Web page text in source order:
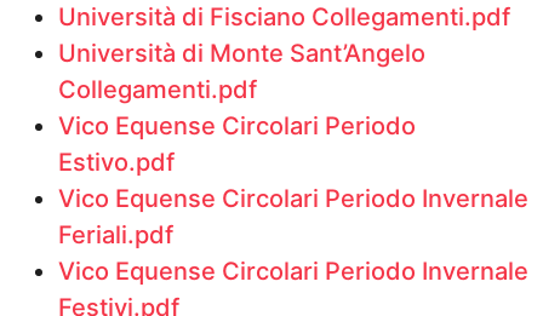
Università di Fisciano Collegamenti.pdf
Università di Monte Sant’Angelo
Collegamenti.pdf
Vico Equense Circolari Periodo
Estivo.pdf
Vico Equense Circolari Periodo Invernale
Feriali.pdf
Vico Equense Circolari Periodo Invernale
Festivi.pdf